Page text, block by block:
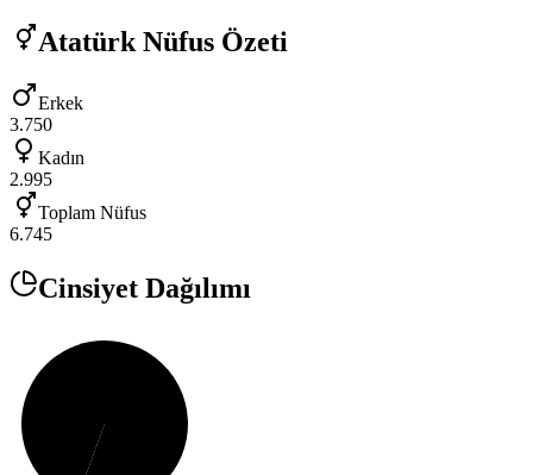
Atatürk Nüfus Özeti
Erkek
3.750
Kadın
2.995
Toplam Nüfus
6.745
Cinsiyet Dağılımı